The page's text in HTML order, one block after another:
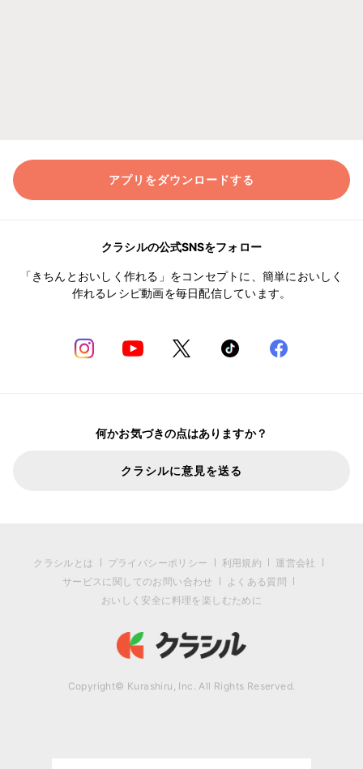
アプリをダウンロードする
クラシルの公式SNSをフォロー
「きちんとおいしく作れる」をコンセプトに、簡単においしく
作れるレシピ動画を毎日配信しています。
何かお気づきの点はありますか？
クラシルに意見を送る
クラシルとは プライバシーポリシー 利用規約
運営会社
サービスに関してのお問い合わせ
よくある質問
おいしく安全に料理を楽しむために
Copyright© Kurashiru, Inc. All Rights Reserved.